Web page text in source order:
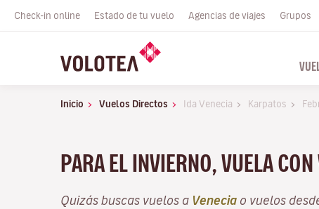
Check-in online Estado de tu vuelo Agencias de viajes Grupos
Inicio Vuelos Directos Ida Venecia Karpatos
PARA EL INVIERNO, VUELA
Quizás buscas vuelos a Venecia o vuelos